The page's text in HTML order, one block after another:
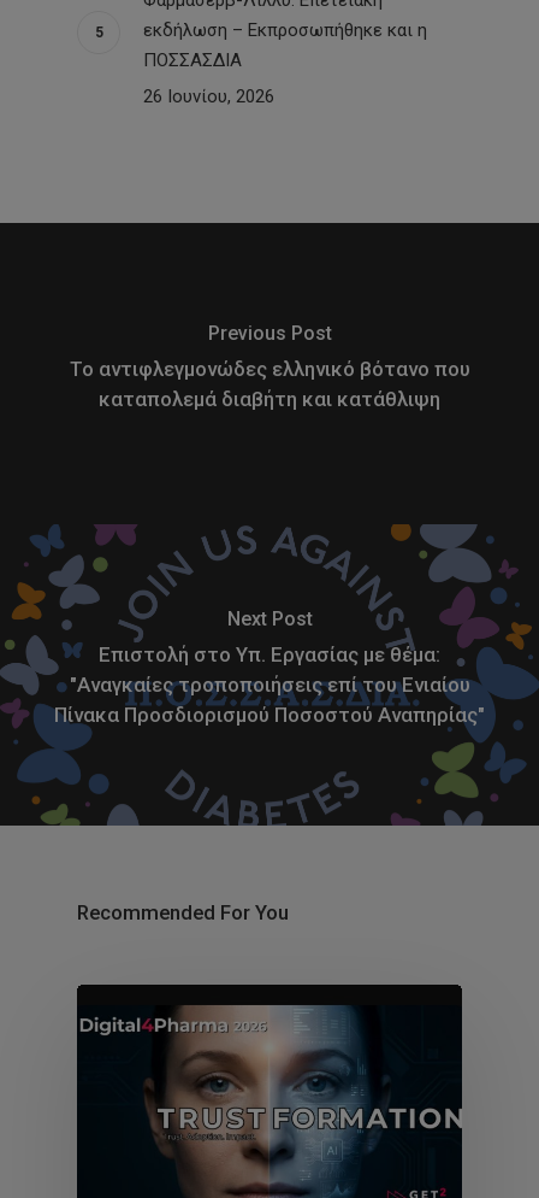
εκδήλωση – Εκπροσωπήθηκε και η
ΠΟΣΣΑΣΔΙΑ
26 Ιουνίου, 2026
Previous Post
Το αντιφλεγμονώδες ελληνικό βότανο που
καταπολεμά διαβήτη και κατάθλιψη
Next Post
Επιστολή στο Υπ. Εργασίας με θέμα:
"Αναγκαίες τροποποιήσεις επί του Ενιαίου
Πίνακα Προσδιορισμού Ποσοστού Αναπηρίας"
Recommended For You